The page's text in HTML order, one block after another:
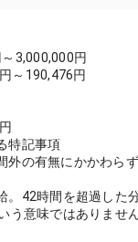
3,000,000円
～190,476円
特記事項
外の有無にかかわら
。42時間を超過した
う意味ではありませ